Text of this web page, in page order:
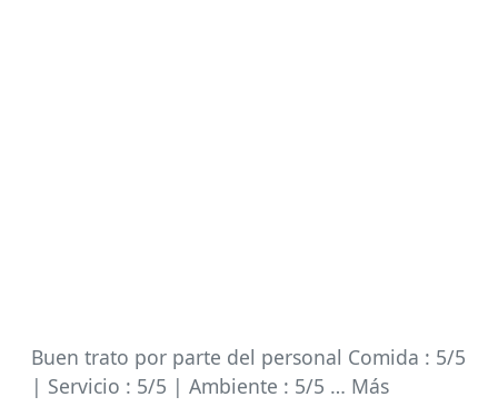
Buen trato por parte del personal Comida : 5/5
| Servicio : 5/5 | Ambiente : 5/5 … Más